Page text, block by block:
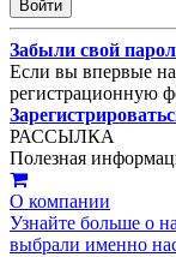
Забыли свой
Если вы впервые на
регистрационную
РАССЫЛКА
Полезная
О компании
Узнайте больше о
выбрали именно